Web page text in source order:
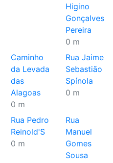
Higino
Gonçalves
Pereira
0 m
Caminho
da Levada
das
Alagoas
0 m
Rua Jaime
Sebastião
Spínola
0 m
Rua Pedro
Reinold'S
0 m
Rua
Manuel
Gomes
Sousa